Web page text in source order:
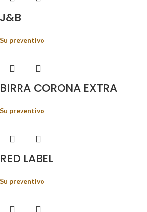
J&B
Su preventivo
BIRRA CORONA EXTRA
Su preventivo
RED LABEL
Su preventivo